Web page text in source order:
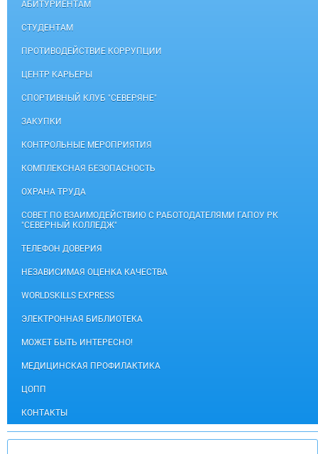
АБИТУРИЕНТАМ
СТУДЕНТАМ
ПРОТИВОДЕЙСТВИЕ КОРРУПЦИИ
ЦЕНТР КАРЬЕРЫ
СПОРТИВНЫЙ КЛУБ "СЕВЕРЯНЕ"
ЗАКУПКИ
КОНТРОЛЬНЫЕ МЕРОПРИЯТИЯ
КОМПЛЕКСНАЯ БЕЗОПАСНОСТЬ
ОХРАНА ТРУДА
СОВЕТ ПО ВЗАИМОДЕЙСТВИЮ С РАБОТОДАТЕЛЯМИ ГАПОУ РК
"СЕВЕРНЫЙ КОЛЛЕДЖ"
ТЕЛЕФОН ДОВЕРИЯ
НЕЗАВИСИМАЯ ОЦЕНКА КАЧЕСТВА
WORLDSKILLS EXPRESS
ЭЛЕКТРОННАЯ БИБЛИОТЕКА
МОЖЕТ БЫТЬ ИНТЕРЕСНО!
МЕДИЦИНСКАЯ ПРОФИЛАКТИКА
ЦОПП
КОНТАКТЫ